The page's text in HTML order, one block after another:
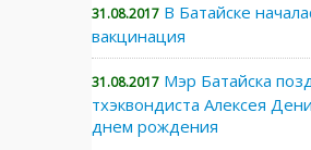
31.08.2017 В Батайске
вакцинация
31.08.2017 Мэр Батайска
тхэквондиста Алексея
днем рождения